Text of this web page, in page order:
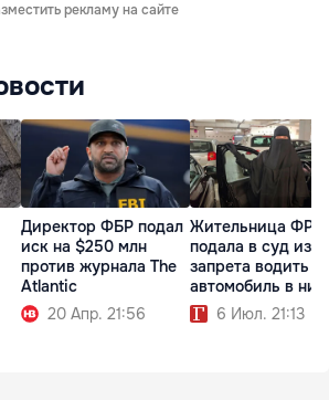
рекламу на сайте
Директор ФБР подал
иск на $250 млн
против журнала The
Atlantic
20 Апр. 21:56
Жительница ФРГ
подала в суд из-
запрета водить
автомобиль в
6 Июл. 21:13